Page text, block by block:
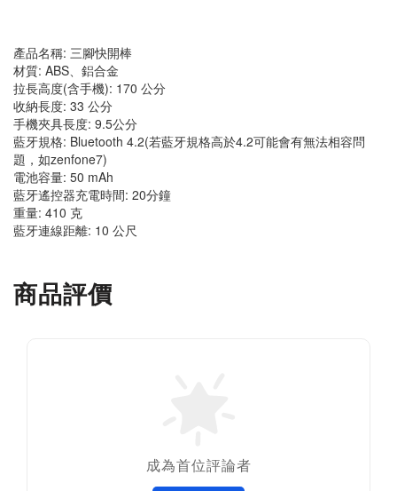
產品名稱: 三腳快開棒
材質: ABS、鋁合金
拉長高度(含手機): 170 公分
收納長度: 33 公分
手機夾具長度: 9.5公分
藍牙規格: Bluetooth 4.2(若藍牙規格高於4.2可能會有無法相容問
題，如zenfone7)
電池容量: 50 mAh
藍牙遙控器充電時間: 20分鐘
重量: 410 克
藍牙連線距離: 10 公尺
商品評價
成為首位評論者